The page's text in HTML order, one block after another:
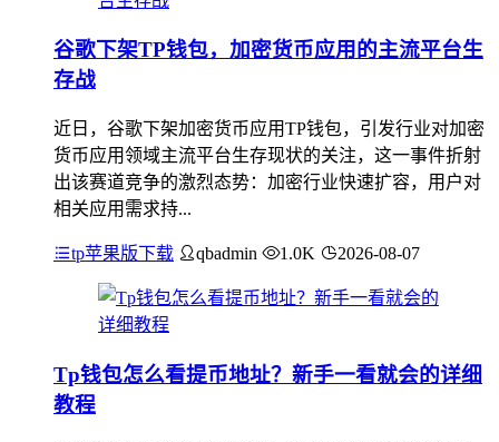
谷歌下架TP钱包，加密货币应用的主流平台生
存战
近日，谷歌下架加密货币应用TP钱包，引发行业对加密
货币应用领域主流平台生存现状的关注，这一事件折射
出该赛道竞争的激烈态势：加密行业快速扩容，用户对
相关应用需求持...
tp苹果版下载 qbadmin 1.0K 2026-08-07
Tp钱包怎么看提币地址？新手一看就会的详细
教程